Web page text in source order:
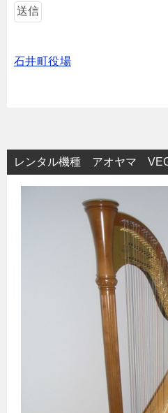
石井町役場
レンタル機種 アオヤマ